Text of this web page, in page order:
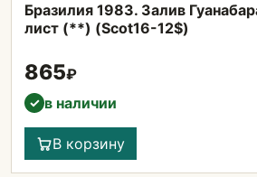
Бразилия 1983. Залив
лист (**) (Scot16-12$)
865₽
✓ в наличии
В корзину